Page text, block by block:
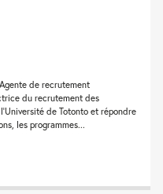
de recrutement
du recrutement des
de Totonto et répondre
les programmes...